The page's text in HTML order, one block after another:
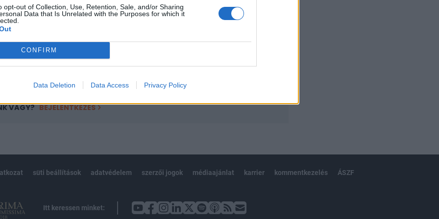
opt-out of Collection, Use, Retention, Sale, and/or Sharing
Data that Is Unrelated with the Purposes for which it
CONFIRM
Data Deletion Data Access Privacy Policy
tartalmazza:
cikkarchívum
elmúlt 2 év napon belüli
VAGY? BEJELENTKEZÉS
süti beállítások adatvédelem szerzői jogok médiaajánlat karrier kommentkezelés ÁSZF
Itt keressen minket: